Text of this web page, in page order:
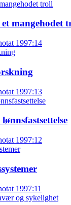
mangehodet
1997:14
1997:13
1997:12
1997:11